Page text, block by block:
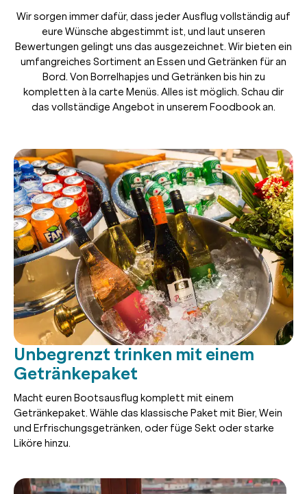
Wir sorgen immer dafür, dass jeder Ausflug vollständig auf
eure Wünsche abgestimmt ist, und laut unseren
Bewertungen gelingt uns das ausgezeichnet. Wir bieten ein
umfangreiches Sortiment an Essen und Getränken für an
Bord. Von Borrelhapjes und Getränken bis hin zu
kompletten à la carte Menüs. Alles ist möglich. Schau dir
das vollständige Angebot in unserem Foodbook an.
Unbegrenzt trinken mit einem
Getränkepaket
Macht euren Bootsausflug komplett mit einem
Getränkepaket. Wähle das klassische Paket mit Bier, Wein
und Erfrischungsgetränken, oder füge Sekt oder starke
Liköre hinzu.